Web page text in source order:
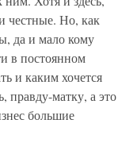
честные. Но, как
да и мало кому
в постоянном
и каким хочется
правду-матку, а это
большие